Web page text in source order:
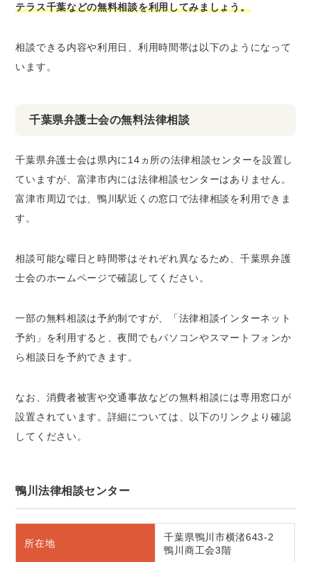
テラス千葉などの無料相談を利用してみましょう。
相談できる内容や利用日、利用時間帯は以下のようになって
います。
千葉県弁護士会の無料法律相談
千葉県弁護士会は県内に14ヵ所の法律相談センターを設置し
ていますが、富津市内には法律相談センターはありません。
富津市周辺では、鴨川駅近くの窓口で法律相談を利用できま
す。
相談可能な曜日と時間帯はそれぞれ異なるため、千葉県弁護
士会のホームページで確認してください。
一部の無料相談は予約制ですが、「法律相談インターネット
予約」を利用すると、夜間でもパソコンやスマートフォンか
ら相談日を予約できます。
なお、消費者被害や交通事故などの無料相談には専用窓口が
設置されています。詳細については、以下のリンクより確認
してください。
鴨川法律相談センター
所在地
千葉県鴨川市横渚643-2
鴨川商工会3階